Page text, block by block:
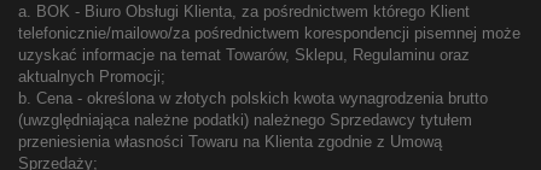
a. BOK - Biuro Obsługi Klienta, za pośrednictwem którego Klient
telefonicznie/mailowo/za pośrednictwem korespondencji pisemnej może
uzyskać informacje na temat Towarów, Sklepu, Regulaminu oraz
aktualnych Promocji;
b. Cena - określona w złotych polskich kwota wynagrodzenia brutto
(uwzględniająca należne podatki) należnego Sprzedawcy tytułem
przeniesienia własności Towaru na Klienta zgodnie z Umową
Sprzedaży;